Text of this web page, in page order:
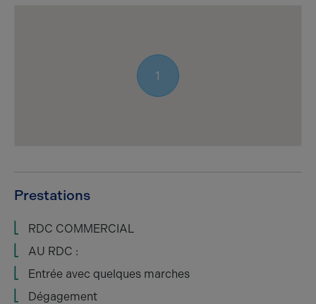
1
Prestations
RDC COMMERCIAL
AU RDC :
Entrée avec quelques marches
Dégagement